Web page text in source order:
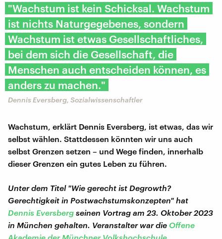
"Wachstum ist kein Schicksal. Wachstum
ist nichts Naturgegebenes, sondern
Wachstum ist etwas Gesellschaftliches,
bei dem sich die Gesellschaft, die
Menschen auch entscheiden können, es
anders zu machen."
Dennis Eversberg, Sozialwissenschaftler
Wachstum, erklärt Dennis Eversberg, ist etwas, das wir
selbst wählen. Stattdessen könnten wir uns auch
selbst Grenzen setzen – und Wege finden, innerhalb
dieser Grenzen ein gutes Leben zu führen.
Unter dem Titel "Wie gerecht ist Degrowth?
Gerechtigkeit in Postwachstumskonzepten" hat
Dennis Eversberg seinen Vortrag am 23. Oktober 2023
in München gehalten. Veranstalter war die Offene